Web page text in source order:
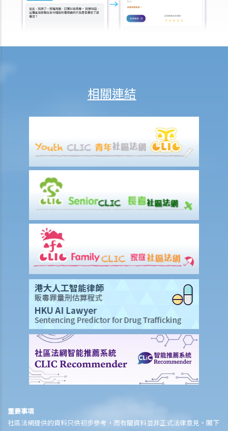
若我因人身傷害提出申索，可否申請法律援助？
錯的一方之前，我需要依循甚麼程序？
涉及致命意外的申索
火災中受傷的僱員
因工受傷以及有關補償
賠償責任
怎樣才算是因工及在僱用期間遭遇意外（簡稱工傷意外）？
在甚麼情況下，僱主不需要為其僱員的工傷負上賠償責任？
我的配偶在工作時因意外而死亡，我或我的家人可獲哪些賠償？
我在工作時因遇到意外而受傷及導致傷殘，我或我的家人可獲哪些賠
除上述的賠償外，我可否就工傷而獲得其他賠償（例如醫藥費）？
工傷或有關意外之報告
僱主向勞工處報告與工作有關的意外之時限是多久？
僱員可否向勞工處報告與工作有關的意外？
其他有關工傷的事項
若然我不能與僱主和平地解決工傷賠償問題，將案件呈交法院的時限是
多久？
相關連結
重要事項
社區法網提供的資料只供初步參考，而有關資料並非正式法律意見。閣下